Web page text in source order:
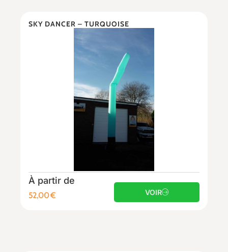
SKY DANCER – TURQUOISE
À partir de
52,00€ VOIR